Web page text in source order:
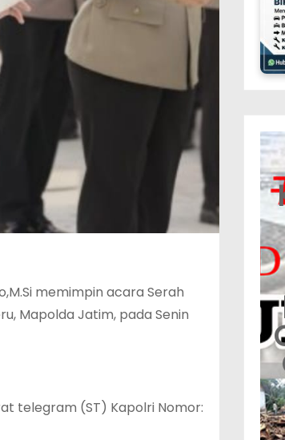
memimpin acara Serah
Mapolda Jatim, pada Senin
telegram (ST) Kapolri Nomor: